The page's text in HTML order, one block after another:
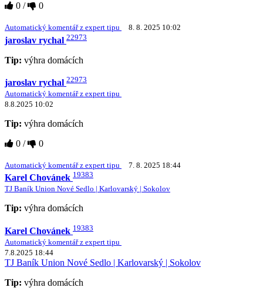
0 / 0
Automatický komentář z expert tipu 8. 8. 2025 10:02
jaroslav rychal 22973
Tip: výhra domácích
jaroslav rychal 22973
Automatický komentář z expert tipu
8.8.2025 10:02
Tip: výhra domácích
0 / 0
Automatický komentář z expert tipu 7. 8. 2025 18:44
Karel Chovánek 19383
TJ Baník Union Nové Sedlo | Karlovarský | Sokolov
Tip: výhra domácích
Karel Chovánek 19383
Automatický komentář z expert tipu
7.8.2025 18:44
TJ Baník Union Nové Sedlo | Karlovarský | Sokolov
Tip: výhra domácích